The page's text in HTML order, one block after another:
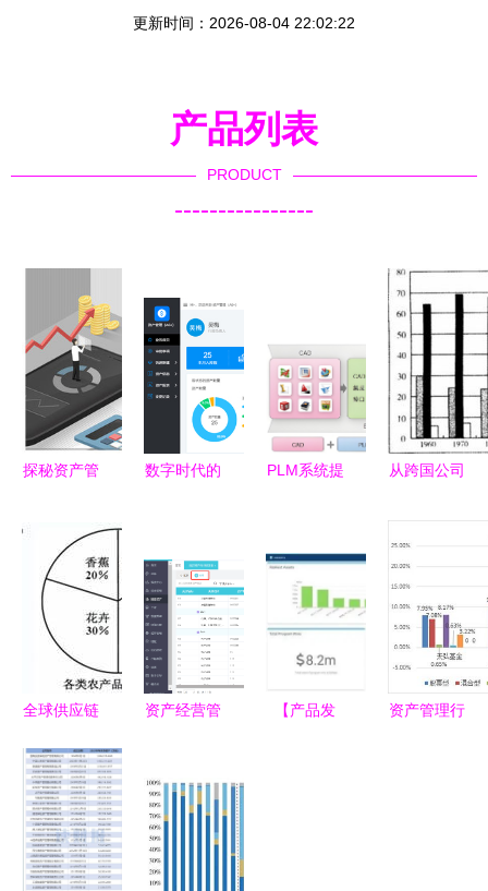
更新时间：2026-08-04 22:02:22
产品列表
PRODUCT
----------------
探秘资产管
到超品的全
景透视
数字时代的
到价值创造
PLM系统提
品生命周期
管理在现代
企业中的核
心价值与资
产优化策略
从跨国公司
择——基于
某公司产品
普及率调查
的分析
全球供应链
企业在中国
设厂的策略
与影响
资产经营管
实现资源最
优配置
【产品发
资产管理行